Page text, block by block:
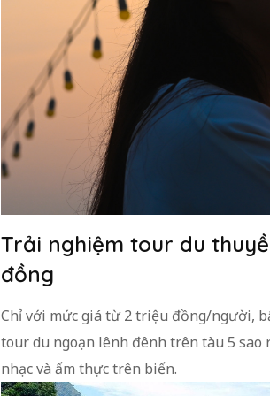
Trải nghiệm tour du
đồng
Chỉ với mức giá từ 2 triệu đồng/người,
tour du ngoạn lênh đênh trên tàu 5 sao
nhạc và ẩm thực trên biển.